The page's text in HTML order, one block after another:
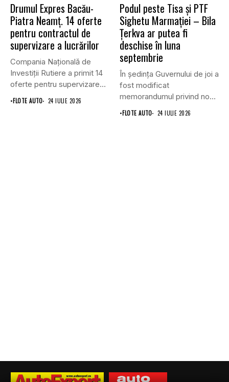
Drumul Expres Bacău-
Piatra Neamț. 14 oferte
pentru contractul de
supervizare a lucrărilor
Compania Națională de
Investiții Rutiere a primit 14
oferte pentru supervizarea
lucrărilor...
•FLOTE AUTO 24 IULIE 2026
Podul peste Tisa și PTF
Sighetu Marmației – Bila
Țerkva ar putea fi
deschise în luna
septembrie
În ședința Guvernului de joi a
fost modificat
memorandumul privind noul
punct...
•FLOTE AUTO 24 IULIE 2026